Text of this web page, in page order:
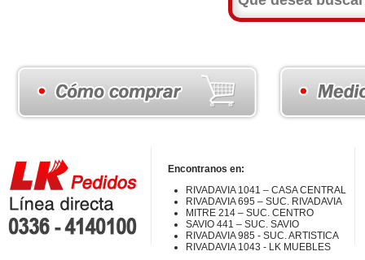
Encontranos en:
RIVADAVIA 1041 – CASA CENTRAL
RIVADAVIA 695 – SUC. RIVADAVIA
MITRE 214 – SUC. CENTRO
SAVIO 441 – SUC. SAVIO
RIVADAVIA 985 - SUC. ARTISTICA
RIVADAVIA 1043 - LK MUEBLES